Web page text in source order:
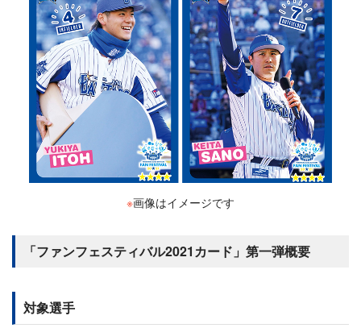
※画像はイメージです
「ファンフェスティバル2021カード」第一弾概要
対象選手